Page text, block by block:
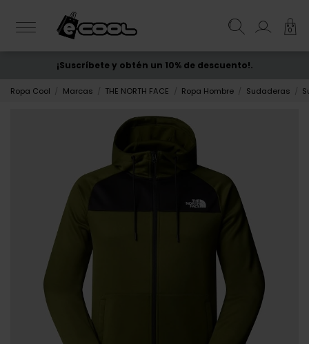
0
ENVÍO GRATIS desde 50€
¡Suscríbete y obtén un 10% de descuento!.
Ropa Cool Marcas THE NORTH FACE Ropa Hombre Sudaderas